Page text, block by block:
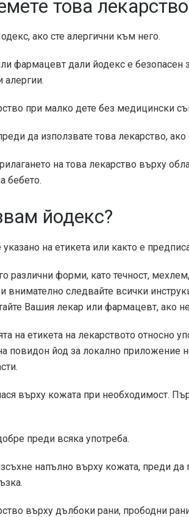
това лекарство
ако сте алергични към него.
фармацевт дали йодекс е безопасен
алергии.
при малко дете без медицински
да използвате това лекарство,
на това лекарство върху
бебето.
йодекс?
на етикета или както е
различни форми, като течност,
внимателно следвайте всички
Вашия лекар или фармацевт, ако
на етикета на лекарството относно
повидон йод за локално приложение
върху кожата при необходимост.
преди всяка употреба.
напълно върху кожата, преди да
върху дълбоки рани, прободни